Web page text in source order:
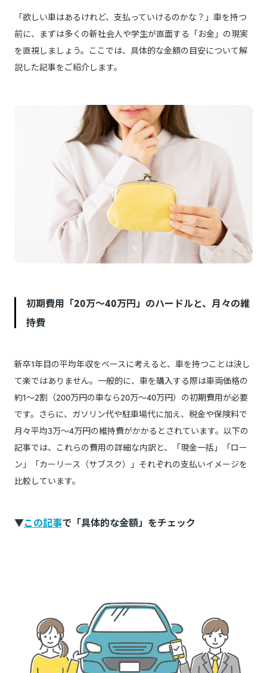
「欲しい車はあるけれど、支払っていけるのかな？」車を持つ
前に、まずは多くの新社会人や学生が直面する「お金」の現実
を直視しましょう。ここでは、具体的な金額の目安について解
説した記事をご紹介します。
初期費用「20万〜40万円」のハードルと、月々の維
持費
新卒1年目の平均年収をベースに考えると、車を持つことは決し
て楽ではありません。一般的に、車を購入する際は車両価格の
約1〜2割（200万円の車なら20万〜40万円）の初期費用が必要
です。さらに、ガソリン代や駐車場代に加え、税金や保険料で
月々平均3万〜4万円の維持費がかかるとされています。以下の
記事では、これらの費用の詳細な内訳と、「現金一括」「ロー
ン」「カーリース（サブスク）」それぞれの支払いイメージを
比較しています。
▼この記事で「具体的な金額」をチェック